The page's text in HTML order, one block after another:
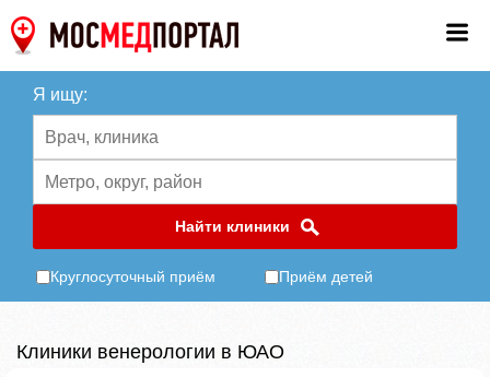
Я ищу:
Найти клиники
Круглосуточный приём Приём детей
Клиники венерологии в ЮАО